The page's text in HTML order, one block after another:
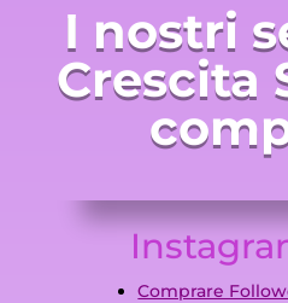
I nostri
Crescita
Comprare